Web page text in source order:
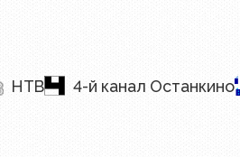
НТВ 4-й канал Останкино